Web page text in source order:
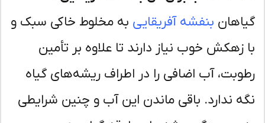
بنفشه آفریقاییبه مخلوط خاکی سبک و
زهکش خوب نیاز دارند تا علاوه بر تأمین
آب اضافی را در اطراف ریشه‌های گیاه
ندارد. باقی ماندن این آب و چنین شرایطی